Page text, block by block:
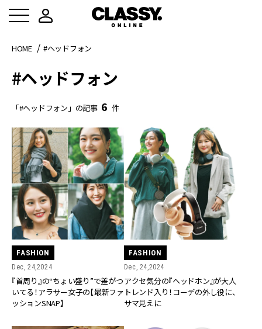
HOME #ヘッドフォン
#ヘッドフォン
「#ヘッドフォン」の記事 6 件
FASHION
Dec, 24,2024
『首周り』の“ちょい盛り”で差がつ
いてる！アラサー女子の【最新ファ
ッションSNAP】
FASHION
Dec, 24,2024
アクセ気分の『ヘッドホン』が大人
トレンド入り！コーデの外し役に、
サマ見えに